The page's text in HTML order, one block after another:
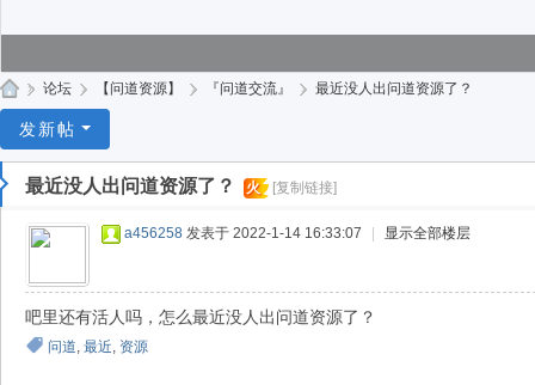
戏
淘
» 论坛 › 【问道资源】 › 『问道交流』 › 最近没人出问道资源了？
发新帖
最近没人出问道资源了？ 火 [复制链接]
a456258 发表于 2022-1-14 16:33:07 显示全部楼层
吧里还有活人吗，怎么最近没人出问道资源了？
问道, 最近, 资源